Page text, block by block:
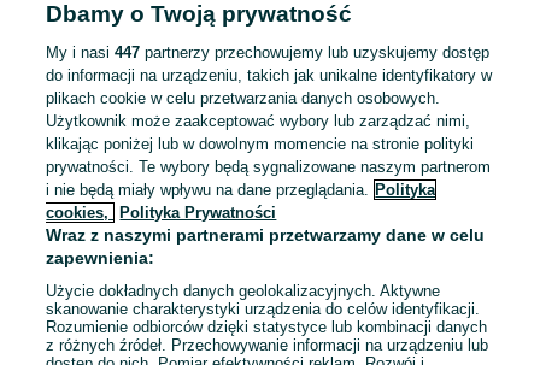
Perzów
05 sierpnia 2026
Felgi RADI8 R8-SD11 20" 10J
ET35 5x112 Brushed Gold
6 400 zł
Perzów
05 sierpnia 2026
1 ... 4 ... 94
Dbamy o Twoją prywatność
My i nasi447 partnerzy przechowujemy lub uzyskujemy dostęp
do informacji na urządzeniu, takich jak unikalne identyfikatory w
plikach cookie w celu przetwarzania danych osobowych.
Użytkownik może zaakceptować wybory lub zarządzać nimi,
klikając poniżej lub w dowolnym momencie na stronie polityki
prywatności. Te wybory będą sygnalizowane naszym partnerom
i nie będą miały wpływu na dane przeglądania. Polityka
cookies,
Polityka Prywatności
Wraz z naszymi partnerami przetwarzamy dane w celu
zapewnienia:
Użycie dokładnych danych geolokalizacyjnych. Aktywne
skanowanie charakterystyki urządzenia do celów identyfikacji.
Rozumienie odbiorców dzięki statystyce lub kombinacji danych
z różnych źródeł. Przechowywanie informacji na urządzeniu lub